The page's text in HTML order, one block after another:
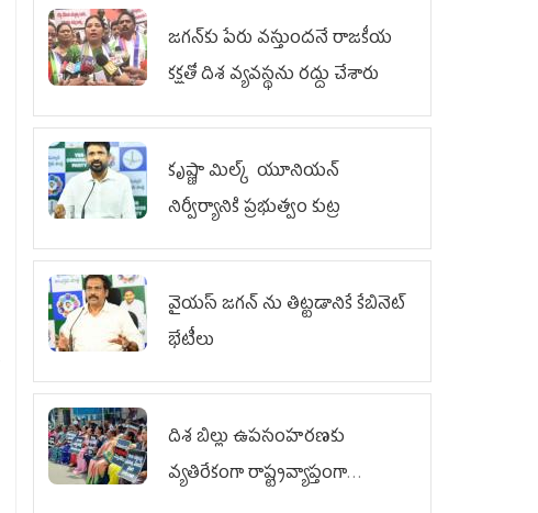
జగన్‌కు పేరు వస్తుందనే రాజకీయ
కక్షతో దిశ వ్య‌వ‌స్థ‌ను రద్దు చేశారు
కృష్ణా మిల్క్‌ యూనియన్‌
నిర్వీర్యానికి ప్రభుత్వం కుట్ర
వైయ‌స్ జగన్‌ ను తిట్టడానికే కేబినెట్‌
భేటీలు
దిశ బిల్లు ఉపసంహరణకు
వ్యతిరేకంగా రాష్ట్రవ్యాప్తంగా